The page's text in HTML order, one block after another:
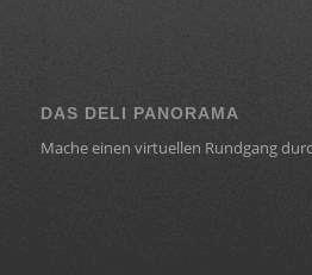
DAS DELI PANORAMA
Mache einen virtuellen Rundgang